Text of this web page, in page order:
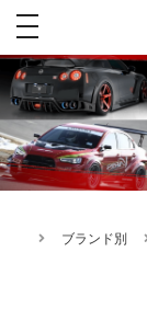
toggle
ブランド別